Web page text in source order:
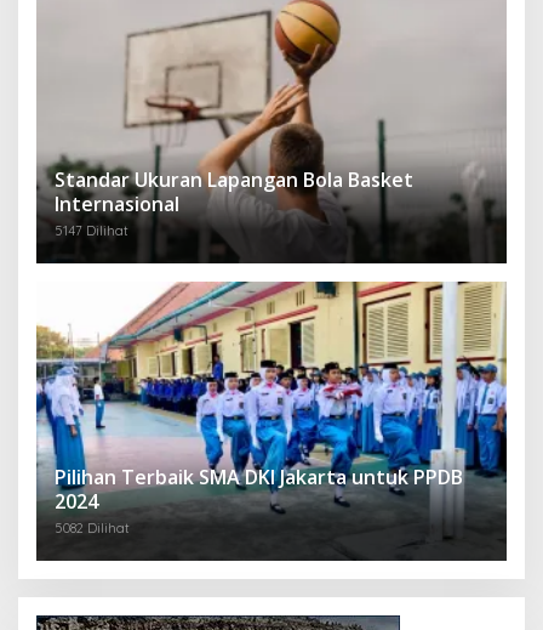
Standar Ukuran Lapangan Bola Basket
Internasional
5147 Dilihat
Pilihan Terbaik SMA DKI Jakarta untuk PPDB
2024
5082 Dilihat